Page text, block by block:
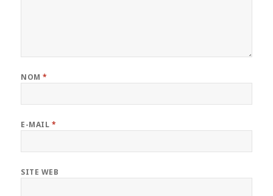
NOM*
E-MAIL *
SITE WEB